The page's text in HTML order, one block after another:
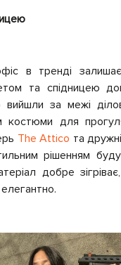
в тренді
та спідницею
вийшли за межі
костюми для
The Attico та
рішенням
добре